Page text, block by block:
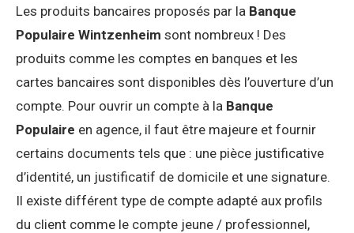
Les produits bancaires proposés par la Banque
Populaire Wintzenheim sont nombreux ! Des
produits comme les comptes en banques et les
cartes bancaires sont disponibles dès l’ouverture d’un
compte. Pour ouvrir un compte à la Banque
Populaire en agence, il faut être majeure et fournir
certains documents tels que : une pièce justificative
d’identité, un justificatif de domicile et une signature.
Il existe différent type de compte adapté aux profils
du client comme le compte jeune / professionnel,